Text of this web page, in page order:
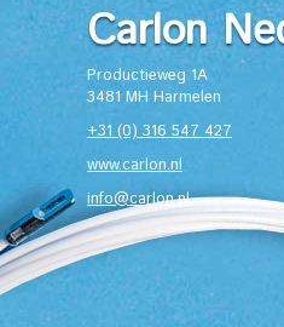
Carlon
Productieweg 1A
3481 MH Harmelen
+31 (0) 316 547 427
www.carlon.nl
info@carlon.nl